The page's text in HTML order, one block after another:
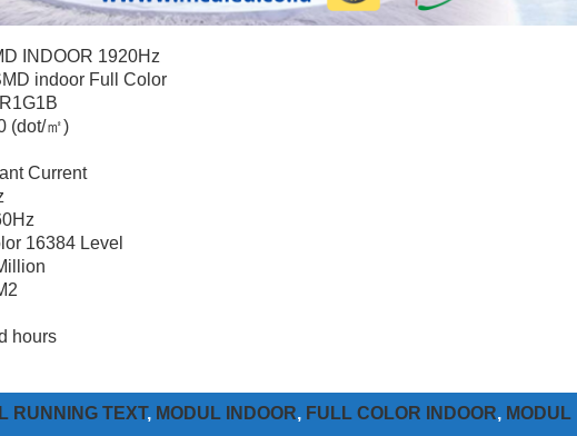
INDOOR 1920Hz
indoor Full Color
(dot/㎡)
Current
16384 Level
hours
RUNNING TEXT, MODUL INDOOR, FULL COLOR INDOOR, MODUL